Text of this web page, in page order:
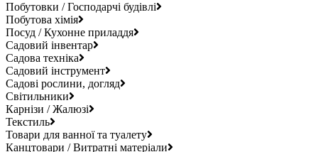
Побутовки / Господарчі будівлі
Побутова хімія
Посуд / Кухонне приладдя
Садовий інвентар
Садова техніка
Садовий інструмент
Садові рослини, догляд
Світильники
Карнізи / Жалюзі
Текстиль
Товари для ванної та туалету
Канцтовари / Витратні матеріали